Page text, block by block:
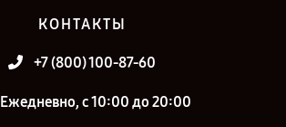
КОНТАКТЫ
+7 (800) 100-87-60
Ежедневно, с 10:00 до 20:00